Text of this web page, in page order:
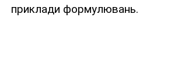
приклади формулювань.